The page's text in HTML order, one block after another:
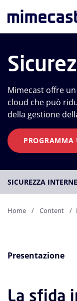
Mimecast offre
cloud che può
della gestione
SICUREZZA
Home Content
Presentazione
La sfida